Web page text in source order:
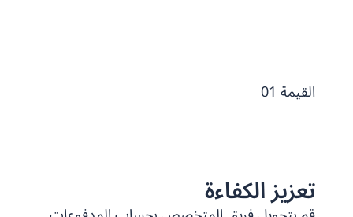
القيمة 01
تعزيز الكفاءة